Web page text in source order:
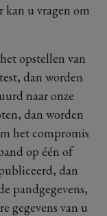
kan u vragen om
opstellen van
dan worden
naar onze
dan worden
het compromis
op één of
dan
pandgegevens,
gegevens van u